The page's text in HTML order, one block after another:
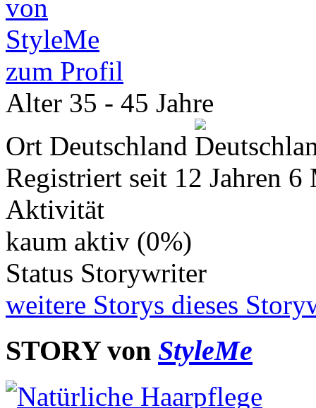
zum Profil
Alter 35 - 45 Jahre
Ort Deutschland
Registriert seit 12 Jahren 6
Aktivität
kaum aktiv (0%)
Status Storywriter
weitere Storys dieses
STORY von StyleMe